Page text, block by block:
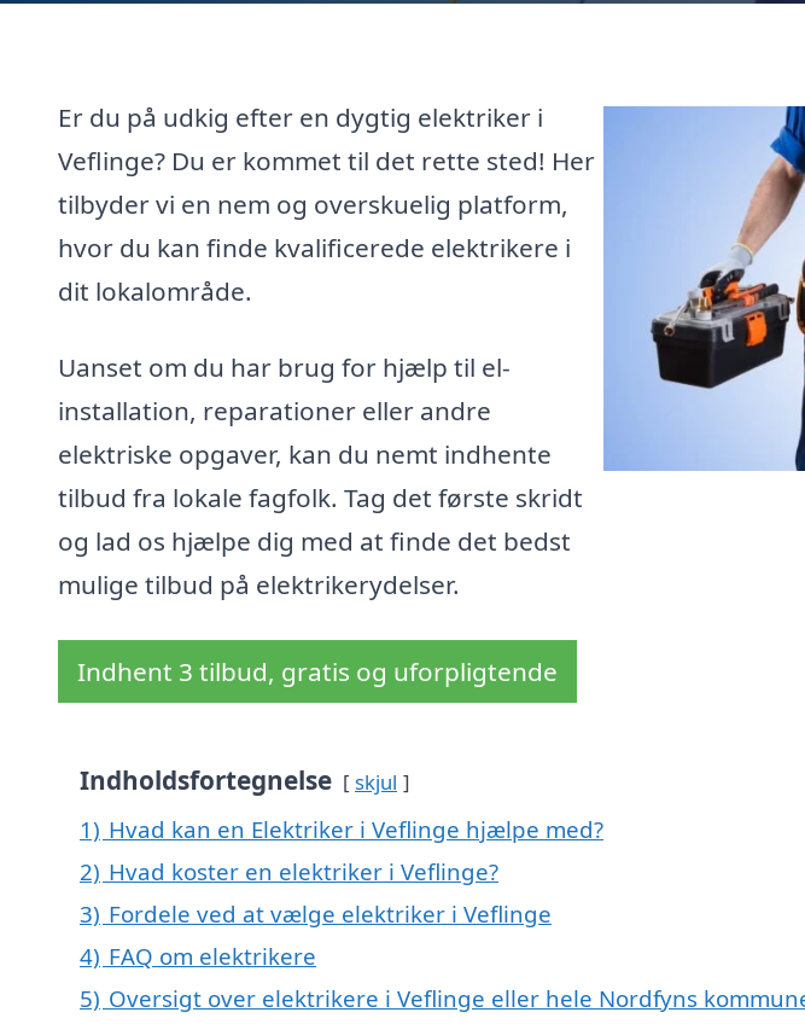
Er du på udkig efter en dygtig elektriker i
Veflinge? Du er kommet til det rette sted! Her
tilbyder vi en nem og overskuelig platform,
hvor du kan finde kvalificerede elektrikere i
dit lokalområde.
Uanset om du har brug for hjælp til el-
installation, reparationer eller andre
elektriske opgaver, kan du nemt indhente
tilbud fra lokale fagfolk. Tag det første skridt
og lad os hjælpe dig med at finde det bedst
mulige tilbud på elektrikerydelser.
Indhent 3 tilbud, gratis og uforpligtende
Indholdsfortegnelse skjul
1) Hvad kan en Elektriker i Veflinge hjælpe med?
2) Hvad koster en elektriker i Veflinge?
3) Fordele ved at vælge elektriker i Veflinge
4) FAQ om elektrikere
5) Oversigt over elektrikere i Veflinge eller hele Nordfyns